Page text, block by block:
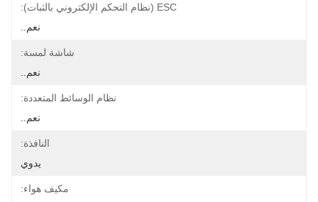
ESC (نظام التحكم الإلكتروني بالثبات):
نعم..
شاشة لمسة:
نعم..
نظام الوسائط المتعددة:
نعم..
النافذة:
يدوي
مكيف هواء: